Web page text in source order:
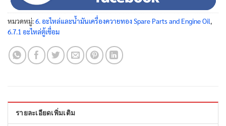
หมวดหมู่:6. อะไหล่และน้ำมันเครื่องควายทอง Spare Parts and Engine Oil
6.7.1 อะไหล่ตู้เชื่อม
รายละเอียดเพิ่มเติม